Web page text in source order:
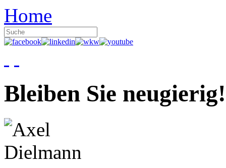
Home
Bleiben Sie neugierig!